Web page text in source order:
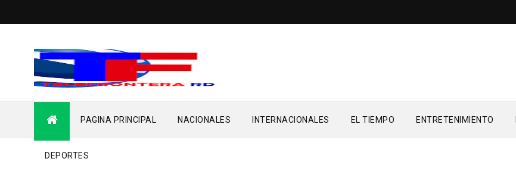
PAGINA PRINCIPAL NACIONALES INTERNACIONALES EL TIEMPO ENTRETENIMIENTO
DEPORTES